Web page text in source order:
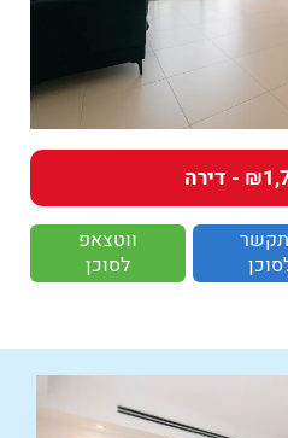
דירה
ווטצאפ
לסוכן